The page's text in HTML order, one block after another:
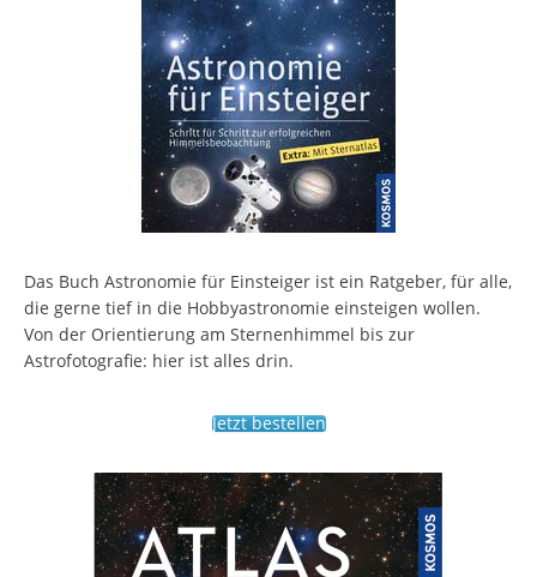
Das Buch Astronomie für Einsteiger ist ein Ratgeber, für alle,
die gerne tief in die Hobbyastronomie einsteigen wollen.
Von der Orientierung am Sternenhimmel bis zur
Astrofotografie: hier ist alles drin.
Jetzt bestellen